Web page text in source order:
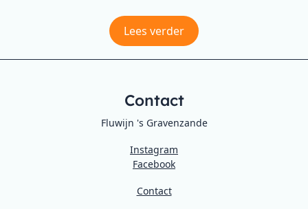
Lees verder
Contact
Fluwijn 's Gravenzande
Instagram
Facebook
Contact